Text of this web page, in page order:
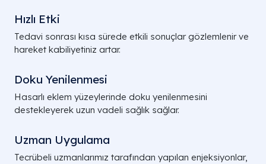
Hızlı Etki
Tedavi sonrası kısa sürede etkili sonuçlar gözlemlenir ve
hareket kabiliyetiniz artar.
Doku Yenilenmesi
Hasarlı eklem yüzeylerinde doku yenilenmesini
destekleyerek uzun vadeli sağlık sağlar.
Uzman Uygulama
Tecrübeli uzmanlarımız tarafından yapılan enjeksiyonlar,